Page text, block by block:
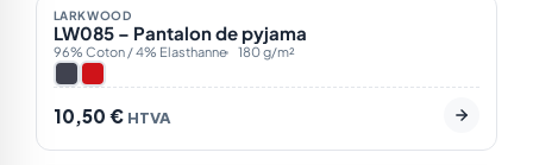
LARKWOOD
LW085 – Pantalon de pyjama
96% Coton / 4% Elasthanne 180 g/m²
10,50 € HTVA